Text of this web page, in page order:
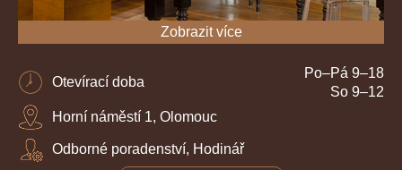
Zobrazit více
Otevírací doba
Po–Pá 9–18
So 9–12
Horní náměstí 1, Olomouc
Odborné poradenství, Hodinář